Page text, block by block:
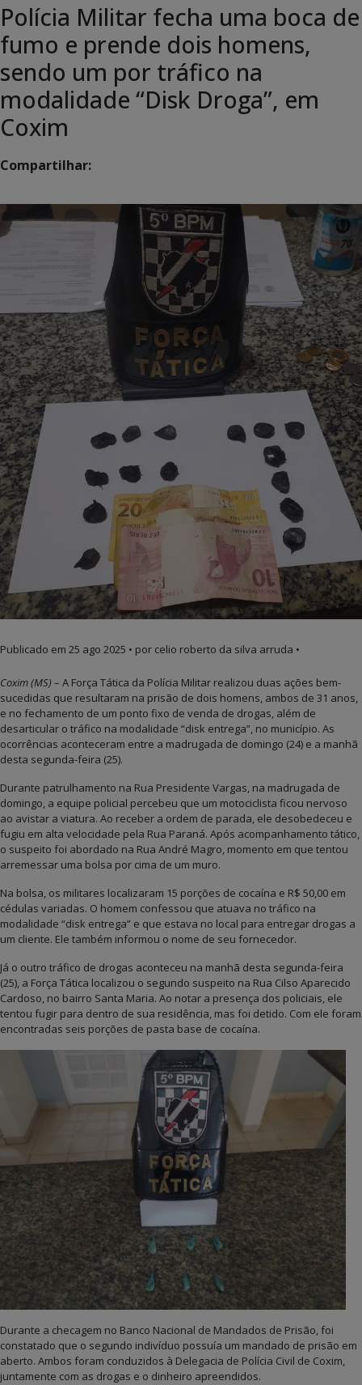
Polícia Militar fecha uma boca de
fumo e prende dois homens,
sendo um por tráfico na
modalidade “Disk Droga”, em
Coxim
Compartilhar:
Publicado em 25 ago 2025 • por celio roberto da silva arruda •
Coxim (MS) – A Força Tática da Polícia Militar realizou duas ações bem-
sucedidas que resultaram na prisão de dois homens, ambos de 31 anos,
e no fechamento de um ponto fixo de venda de drogas, além de
desarticular o tráfico na modalidade “disk entrega”, no município. As
ocorrências aconteceram entre a madrugada de domingo (24) e a manhã
desta segunda-feira (25).
Durante patrulhamento na Rua Presidente Vargas, na madrugada de
domingo, a equipe policial percebeu que um motociclista ficou nervoso
ao avistar a viatura. Ao receber a ordem de parada, ele desobedeceu e
fugiu em alta velocidade pela Rua Paraná. Após acompanhamento tático,
o suspeito foi abordado na Rua André Magro, momento em que tentou
arremessar uma bolsa por cima de um muro.
Na bolsa, os militares localizaram 15 porções de cocaína e R$ 50,00 em
cédulas variadas. O homem confessou que atuava no tráfico na
modalidade “disk entrega” e que estava no local para entregar drogas a
um cliente. Ele também informou o nome de seu fornecedor.
Já o outro tráfico de drogas aconteceu na manhã desta segunda-feira
(25), a Força Tática localizou o segundo suspeito na Rua Cilso Aparecido
Cardoso, no bairro Santa Maria. Ao notar a presença dos policiais, ele
tentou fugir para dentro de sua residência, mas foi detido. Com ele foram
encontradas seis porções de pasta base de cocaína.
Durante a checagem no Banco Nacional de Mandados de Prisão, foi
constatado que o segundo indivíduo possuía um mandado de prisão em
aberto. Ambos foram conduzidos à Delegacia de Polícia Civil de Coxim,
juntamente com as drogas e o dinheiro apreendidos.